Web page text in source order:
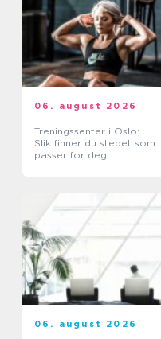
06. august 2026
Treningssenter i Oslo:
Slik finner du stedet som
passer for deg
06. august 2026